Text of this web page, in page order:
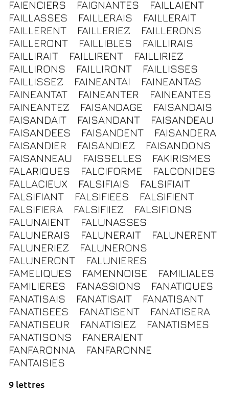
FAIENCIERS
FAIGNANTES
FAILLAIENT
FAILLASSES
FAILLERAIS
FAILLERAIT
FAILLERENT
FAILLERIEZ
FAILLERONS
FAILLERONT
FAILLIBLES
FAILLIRAIS
FAILLIRAIT
FAILLIRENT
FAILLIRIEZ
FAILLIRONS
FAILLIRONT
FAILLISSES
FAILLISSEZ
FAINEANTAI
FAINEANTAS
FAINEANTAT
FAINEANTER
FAINEANTES
FAINEANTEZ
FAISANDAGE
FAISANDAIS
FAISANDAIT
FAISANDANT
FAISANDEAU
FAISANDEES
FAISANDENT
FAISANDERA
FAISANDIER
FAISANDIEZ
FAISANDONS
FAISANNEAU
FAISSELLES
FAKIRISMES
FALARIQUES
FALCIFORME
FALCONIDES
FALLACIEUX
FALSIFIAIS
FALSIFIAIT
FALSIFIANT
FALSIFIEES
FALSIFIENT
FALSIFIERA
FALSIFIIEZ
FALSIFIONS
FALUNAIENT
FALUNASSES
FALUNERAIS
FALUNERAIT
FALUNERENT
FALUNERIEZ
FALUNERONS
FALUNERONT
FALUNIERES
FAMELIQUES
FAMENNOISE
FAMILIALES
FAMILIERES
FANASSIONS
FANATIQUES
FANATISAIS
FANATISAIT
FANATISANT
FANATISEES
FANATISENT
FANATISERA
FANATISEUR
FANATISIEZ
FANATISMES
FANATISONS
FANERAIENT
FANFARONNA
FANFARONNE
FANTAISIES
9 lettres